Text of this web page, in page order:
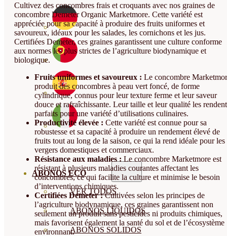
ABONOS ECO
VER TODOS
ABONOS LÍQUIDOS
ABONOS SOLIDOS
Cultivez des concombres frais et croquants avec nos graines de
concombre Demeter Organic Marketmore. Cette variété est
appréciée pour sa capacité à produire des fruits uniformes et
savoureux, idéaux pour les salades, les cornichons et les jus.
Certifiées Demeter, ces graines garantissent une culture conforme
aux normes les plus strictes de l’agriculture biodynamique et
biologique.
Fruits uniformes et savoureux : Le concombre
produit des concombres à peau vert foncé, de forme
cylindrique, connus pour leur texture ferme et leur saveur
douce et rafraîchissante. Leur taille et leur qualité les rendent
parfaits pour une variété d’utilisations culinaires.
Productivité élevée : Cette variété est connue pour sa
robustesse et sa capacité à produire un rendement élevé de
fruits tout au long de la saison, ce qui la rend idéale pour les
vergers domestiques et commerciaux.
Résistance aux maladies : Le concombre Marketmore est
résistant à plusieurs maladies courantes affectant les
concombres, ce qui facilite la culture et minimise le besoin
d’interventions chimiques.
Certifiées Demeter :Cultivées selon les principes de
l’agriculture biodynamique, ces graines garantissent non
seulement un produit sans pesticides ni produits chimiques,
mais favorisent également la santé du sol et de l’écosystème
environnant.